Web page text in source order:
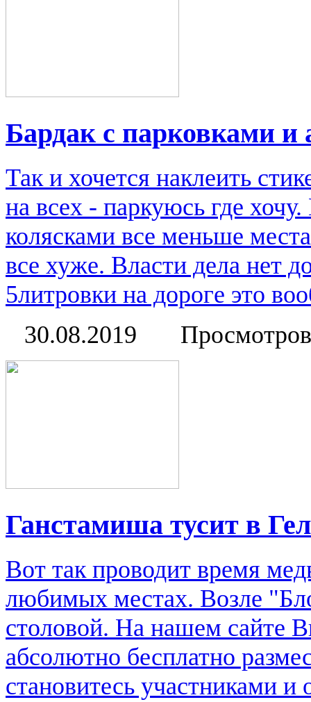
Бардак с парковками и
Так и хочется наклеить
на всех - паркуюсь где
колясками все меньше
все хуже. Власти дела нет
5литровки на дороге это
30.08.2019
Ганстамиша тусит в
Вот так проводит время
любимых местах. Возле
столовой. На нашем сайте
абсолютно бесплатно
становитесь участниками